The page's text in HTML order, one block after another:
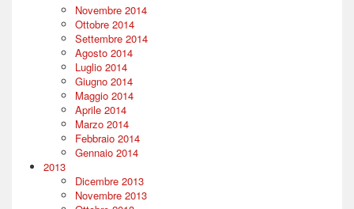
Novembre 2014
Ottobre 2014
Settembre 2014
Agosto 2014
Luglio 2014
Giugno 2014
Maggio 2014
Aprile 2014
Marzo 2014
Febbraio 2014
Gennaio 2014
2013
Dicembre 2013
Novembre 2013